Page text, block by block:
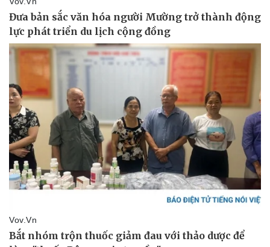
Sức khỏe
Dinh dưỡng - món ngon
Cây thuốc
Sản phụ khoa
Nhi khoa
Phòng mạch online
Ăn sạch sống khỏe
Đời sống
Nhà đẹp
Blog
Tình yêu - Gia đình